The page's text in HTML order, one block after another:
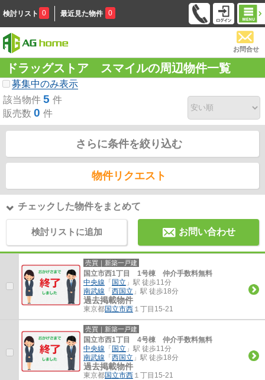
検討リスト 0 最近見た物件 0
お問合せ
ドラッグストア スマイルの周辺物件一覧
募集中のみ表示
該当物件 5 件
販売数 0 件
さらに条件を絞り込む
物件リクエスト
チェックした物件をまとめて
検討リストに追加 お問い合わせ
売買｜新築一戸建
国立市西1丁目 1号棟 仲介手数料無料
中央線 「 国立 」駅 徒歩11分
南武線 「 西国立 」駅 徒歩18分
過去掲載物件
東京都国立市西 １丁目15-21
売買｜新築一戸建
国立市西1丁目 4号棟 仲介手数料無料
中央線 「 国立 」駅 徒歩11分
南武線 「 西国立 」駅 徒歩18分
過去掲載物件
東京都国立市西 １丁目15-21